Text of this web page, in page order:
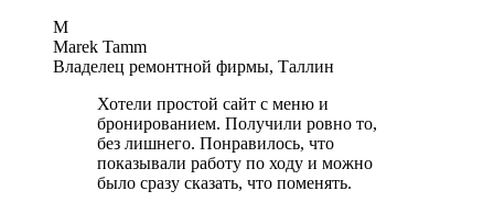
M
Marek Tamm
Владелец ремонтной фирмы, Таллин
Хотели простой сайт с меню и
бронированием. Получили ровно то,
без лишнего. Понравилось, что
показывали работу по ходу и можно
было сразу сказать, что поменять.